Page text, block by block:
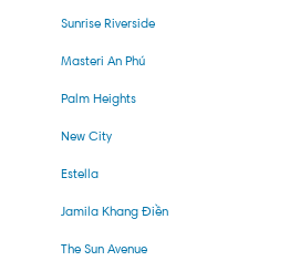
Sunrise Riverside
Masteri An Phú
Palm Heights
New City
Estella
Jamila Khang Điền
The Sun Avenue